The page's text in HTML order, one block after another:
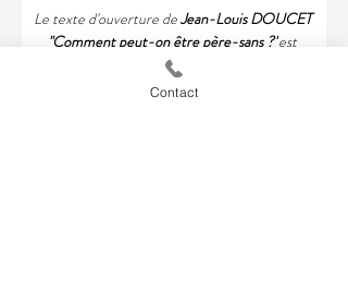
Le texte d'ouverture de Jean-Louis DOUCET
"Comment peut-on être père-sans ?"est
également disponible à la lecture, consultable et
téléchargeable sur le lien pdf
Contact